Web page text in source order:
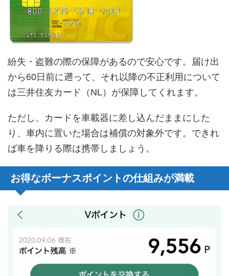
紛失・盗難の際の保障があるので安心です。届け出
から60日前に遡って、それ以降の不正利用について
は三井住友カード（NL）が保障してくれます。
ただし、カードを車載器に差し込んだままにした
り、車内に置いた場合は補償の対象外です。できれ
ば車を降りる際は携帯しましょう。
お得なボーナスポイントの仕組みが満載